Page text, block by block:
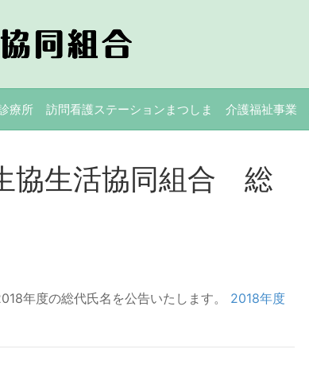
療所 訪問看護ステーションまつしま 介護福祉事業
協生活協同組合 総
年度の総代氏名を公告いたします。 2018年度